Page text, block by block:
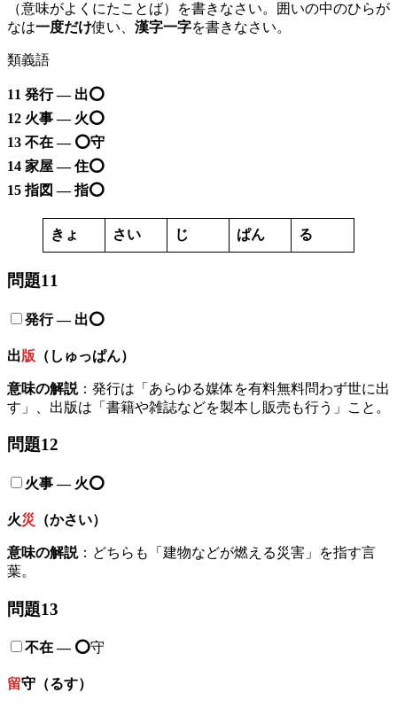
（意味がよくにたことば）を書きなさい。囲いの中のひらが
なは一度だけ使い、 漢字一字を書きなさい。
類義語
11 発行 — 出⭕️
12 火事 — 火⭕️
13 不在 — ⭕️守
14 家屋 — 住⭕️
15 指図 — 指⭕️
きょ さい じ ぱん る
問題11
発行 — 出⭕️
出版 （しゅっぱん）
意味の解説：発行は「あらゆる媒体を有料無料問わず世に出
す」、出版は「書籍や雑誌などを製本し販売も行う」こと。
問題12
火事— 火⭕️
火災 （かさい）
意味の解説：どちらも「建物などが燃える災害」を指す言
葉。
問題13
不在— ⭕️守
留守（るす）